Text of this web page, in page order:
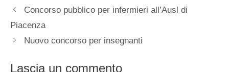
Concorso pubblico per infermieri all’Ausl di
Piacenza
Nuovo concorso per insegnanti
Lascia un commento